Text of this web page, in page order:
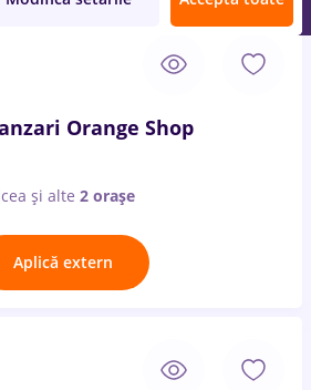
Orange Shop
și alte 2 orașe
Aplică extern